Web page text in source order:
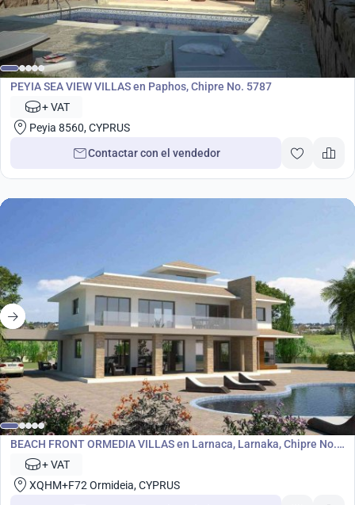
Desarrollo
PEYIA SEA VIEW VILLAS en Paphos, Chipre No. 5787
+ VAT
Peyia 8560, CYPRUS
Contactar con el vendedor
Desarrollo
BEACH FRONT ORMEDIA VILLAS en Larnaca, Larnaka, Chipre No.
5790 + VAT
XQHM+F72 Ormideia, CYPRUS